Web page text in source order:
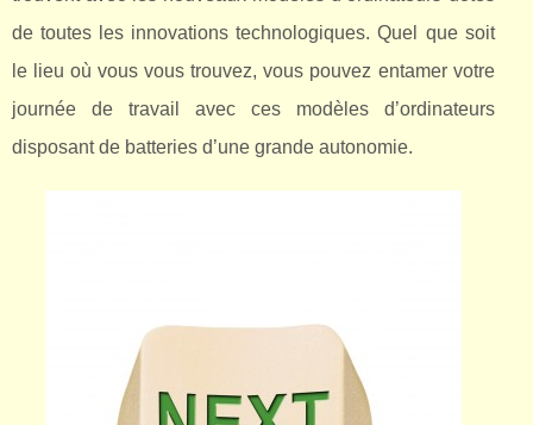
de toutes les innovations technologiques. Quel que soit
le lieu où vous vous trouvez, vous pouvez entamer votre
journée de travail avec ces modèles d’ordinateurs
disposant de batteries d’une grande autonomie.